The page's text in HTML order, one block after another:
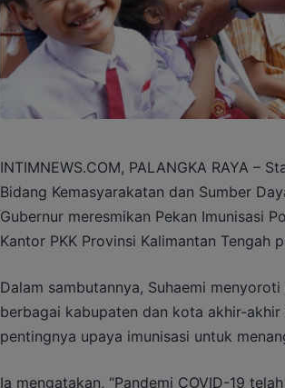
INTIMNEWS.COM, PALANGKA RAYA –
Bidang Kemasyarakatan dan Sumber
Gubernur meresmikan Pekan Imunisasi
Kantor PKK Provinsi Kalimantan Tengah
Dalam sambutannya, Suhaemi
berbagai kabupaten dan kota akhir-akhir
pentingnya upaya imunisasi untuk
Ia mengatakan, “Pandemi COVID-19